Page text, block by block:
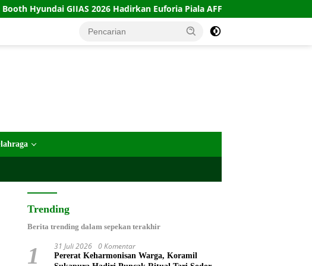
GIIAS 2026 Hadirkan Euforia Piala AFF Hyundai Cup
Trending
Berita trending dalam sepekan terakhir
1 31 Juli 2026 0 Komentar
Pererat Keharmonisan Warga, Koramil